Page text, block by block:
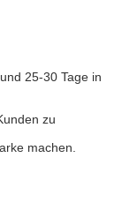
25-30 Tage in
zu
machen.